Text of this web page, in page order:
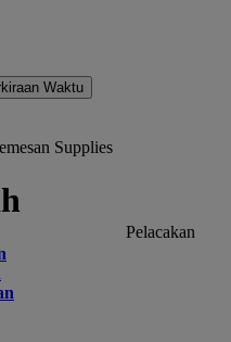
Waktu
Supplies
Pelacakan